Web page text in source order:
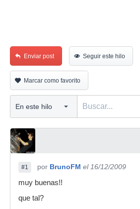
Enviar post Seguir este hilo
Marcar como favorito
#1 por BrunoFM el 16/12/2009
muy buenas!!
que tal?